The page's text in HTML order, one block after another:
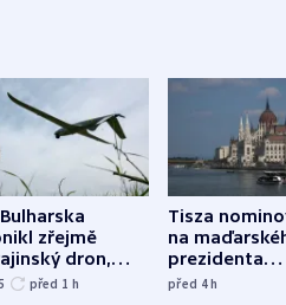
zřejmě
dron,
kilometr
před 1 h
Tisza
na
prezidenta
bývalého
před 4h